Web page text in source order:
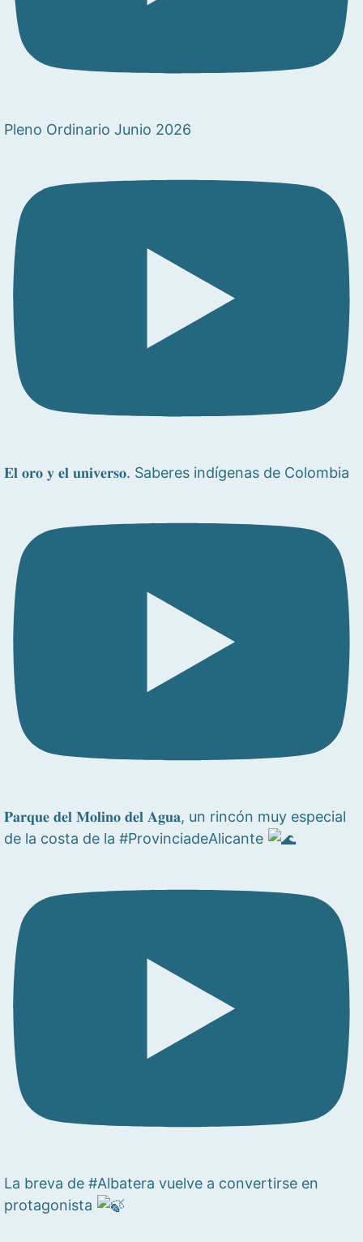
Pleno Ordinario Junio 2026
𝐄𝐥 𝐨𝐫𝐨 𝐲 𝐞𝐥 𝐮𝐧𝐢𝐯𝐞𝐫𝐬𝐨. Saberes indígenas de Colombia
𝐏𝐚𝐫𝐪𝐮𝐞 𝐝𝐞𝐥 𝐌𝐨𝐥𝐢𝐧𝐨 𝐝𝐞𝐥 𝐀𝐠𝐮𝐚, un rincón muy especial
de la costa de la #ProvinciadeAlicante
La breva de #Albatera vuelve a convertirse en
protagonista